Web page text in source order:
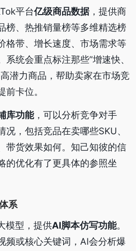
平台亿级商品数据 ，提供商
榜、热推销量榜等多维精选榜
格带、增长速度、市场需求等
统会重点标注那些”增速快、
潜力商品，帮助卖家在市场竞
卡位。
库功能，可以分析竞争对手
况，包括竞品在卖哪些SKU、
带货效果如何。知己知彼的信
的优化有了更具体的参照坐
系
模型，提供AI脚本仿写功能。
频或核心关键词，AI会分析爆